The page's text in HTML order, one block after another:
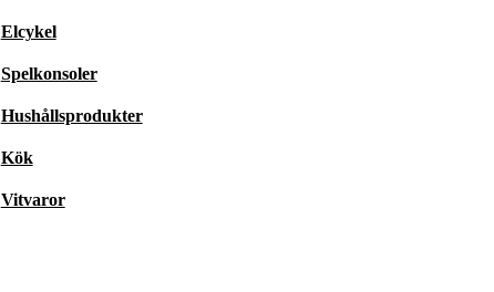
Elcykel
Spelkonsoler
Hushållsprodukter
Kök
Vitvaror